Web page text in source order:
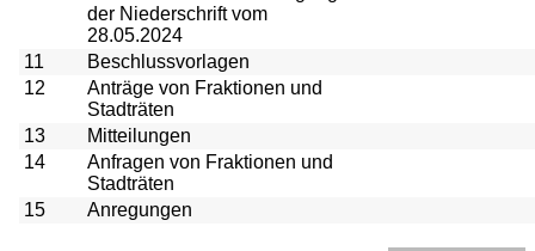
der Niederschrift vom
28.05.2024
11
Beschlussvorlagen
12
Anträge von Fraktionen und
Stadträten
13
Mitteilungen
14
Anfragen von Fraktionen und
Stadträten
15
Anregungen